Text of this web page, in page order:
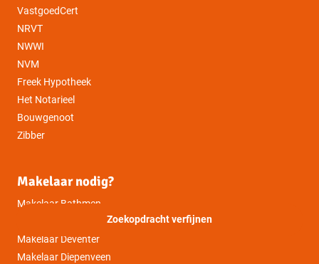
Zoekopdracht verfijnen
VastgoedCert
NRVT
NWWI
NVM
Freek Hypotheek
Het Notarieel
Bouwgenoot
Zibber
Makelaar nodig?
Makelaar Bathmen
Makelaar Colmschate
Makelaar Deventer
Makelaar Diepenveen